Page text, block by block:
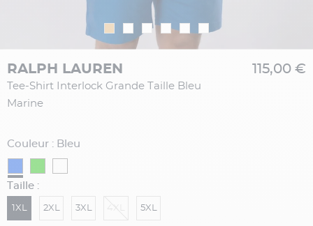
RALPH LAUREN
Tee-Shirt Interlock Grande Taille Bleu
Marine
115,00 €
Couleur : Bleu
Taille :
1XL 2XL 3XL 5XL